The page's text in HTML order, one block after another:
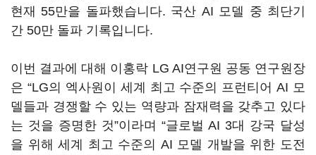
현재 55만을 돌파했습니다. 국산 AI 모델 중 최단기
간 50만 돌파 기록입니다.
이번 결과에 대해 이홍락 LG AI연구원 공동 연구원장
은 “LG의 엑사원이 세계 최고 수준의 프런티어 AI 모
델들과 경쟁할 수 있는 역량과 잠재력을 갖추고 있다
는 것을 증명한 것”이라며 “글로벌 AI 3대 강국 달성
을 위해 세계 최고 수준의 AI 모델 개발을 위한 도전